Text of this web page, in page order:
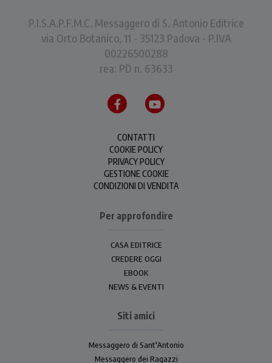
P.I.S.A.P.F.M.C. Messaggero di S. Antonio Editrice
via Orto Botanico, 11 - 35123 Padova - P.IVA
00226500288
rea: PD n. 63633
CONTATTI
COOKIE POLICY
PRIVACY POLICY
GESTIONE COOKIE
CONDIZIONI DI VENDITA
Per approfondire
CASA EDITRICE
CREDERE OGGI
EBOOK
NEWS & EVENTI
Siti amici
Messaggero di Sant'Antonio
Messaggero dei Ragazzi